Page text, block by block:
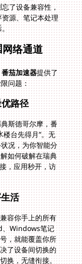
。
络通道
番茄加速器提供了
问题：
路径
斯德哥尔摩，番
楼台先得月”。无
况，为你智能分
如何破解在瑞典
，应用秒开，访
活
容你手上的所有
机、苹果的iPhone或iPad、Windows笔记
电脑，统统支持。一个账号，就能覆盖你所
，同时在线也不冲突。解决了设备间切换的
、游戏、办公、购物随时切换，无缝衔接。
剧，地铁上用手机接着看，办公电脑查资